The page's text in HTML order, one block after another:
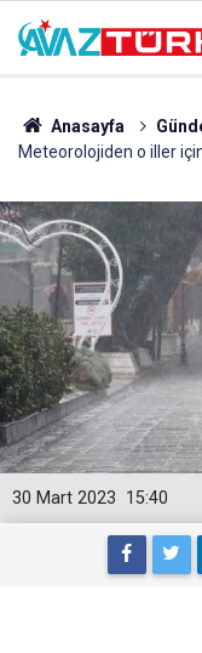
Anasayfa
Meteorolojiden o iller
15:40
30 Mart 2023